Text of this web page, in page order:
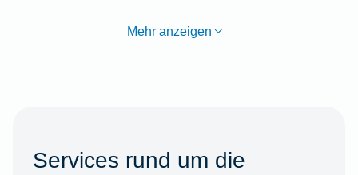
Mehr anzeigen
Services rund um die